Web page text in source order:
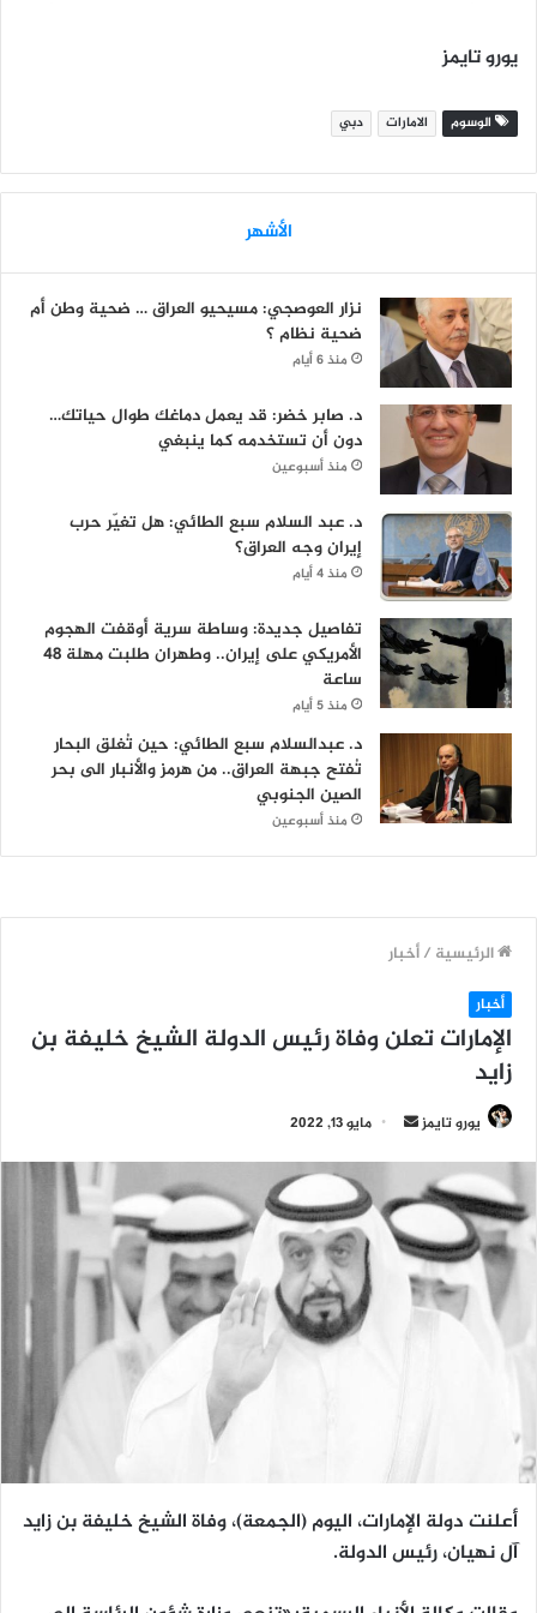
يورو تايمز
الوسوم الامارات دبي
الأشهر
نزار العوصجي: مسيحيو العراق … ضحية وطن أم
ضحية نظام ؟
منذ 6 أيام
د. صابر خضر: قد يعمل دماغك طوال حياتك…
دون أن تستخدمه كما ينبغي
منذ أسبوعين
د. عبد السلام سبع الطائي: هل تغيّر حرب
إيران وجه العراق؟
منذ 4 أيام
تفاصيل جديدة: وساطة سرية أوقفت الهجوم
الأمريكي على إيران.. وطهران طلبت مهلة 48
ساعة
منذ 5 أيام
د. عبدالسلام سبع الطائي: حين تُغلق البحار
تُفتح جبهة العراق.. من هرمز والأنبار الى بحر
الصين الجنوبي
منذ أسبوعين